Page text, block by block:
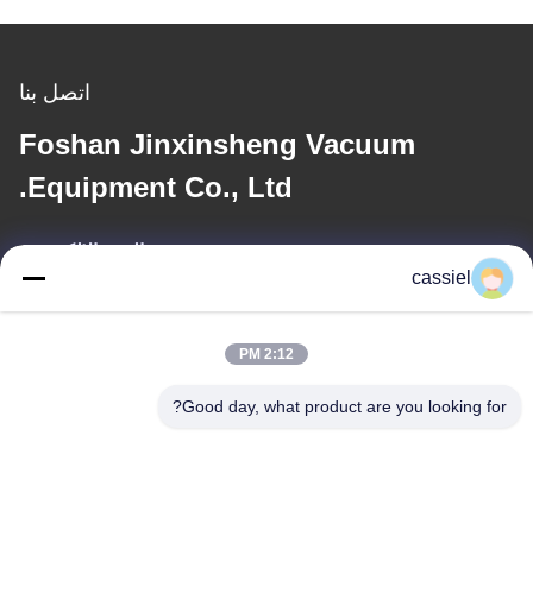
اتصل بنا
Foshan Jinxinsheng Vacuum
Equipment Co., Ltd.
البريد الإلكتروني
cassiel
2:12 PM
Good day, what product are you looking for?